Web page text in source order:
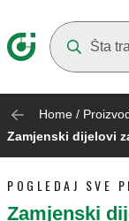
Home /
Zamjenski dijelovi
POGLEDAJ SVE
Zamjenski